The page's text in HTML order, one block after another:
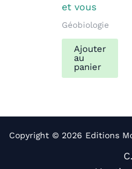
et vous
Géobiologie
Ajouter
au
panier
Copyright © 2026 Editions